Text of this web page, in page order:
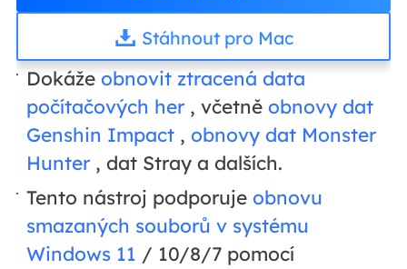
Stáhnout pro Mac
Dokážeobnovit ztracená data
počítačových her, včetněobnovy dat
Genshin Impact ,obnovy dat Monster
Hunter, dat Stray a dalších.
Tento nástroj podporujeobnovu
smazaných souborů v systému
Windows 11 / 10/8/7 pomocí